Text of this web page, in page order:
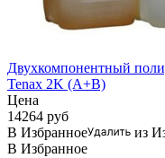
Двухкомпонентный
Tenax 2K (А+В)
Цена
14264 руб
В Избранное
из
В Избранное